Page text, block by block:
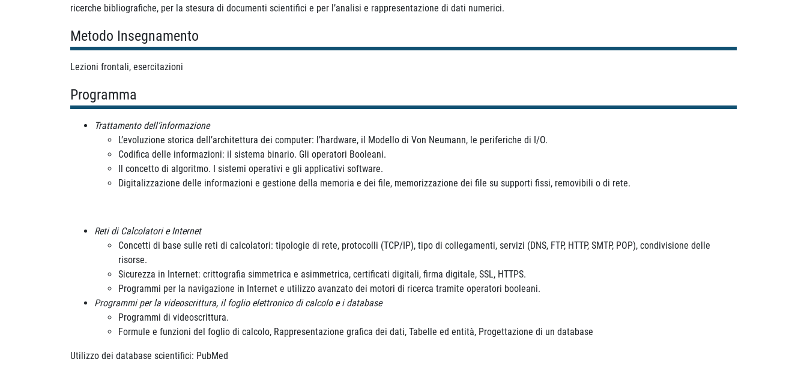
ricerche bibliografiche, per la stesura di documenti scientifici e per l’analisi e rappresentazione di dati numerici.
Metodo Insegnamento
Lezioni frontali, esercitazioni
Programma
Trattamento dell’informazione
L’evoluzione storica dell’architettura dei computer: l’hardware, il Modello di Von Neumann, le periferiche di I/O.
Codifica delle informazioni: il sistema binario. Gli operatori Booleani.
Il concetto di algoritmo. I sistemi operativi e gli applicativi software.
Digitalizzazione delle informazioni e gestione della memoria e dei file, memorizzazione dei file su supporti fissi, removibili o di rete.
Reti di Calcolatori e Internet
Concetti di base sulle reti di calcolatori: tipologie di rete, protocolli (TCP/IP), tipo di collegamenti, servizi (DNS, FTP, HTTP, SMTP, POP), condivisione delle
risorse.
Sicurezza in Internet: crittografia simmetrica e asimmetrica, certificati digitali, firma digitale, SSL, HTTPS.
Programmi per la navigazione in Internet e utilizzo avanzato dei motori di ricerca tramite operatori booleani.
Programmi per la videoscrittura, il foglio elettronico di calcolo e i database
Programmi di videoscrittura.
Formule e funzioni del foglio di calcolo, Rappresentazione grafica dei dati, Tabelle ed entità, Progettazione di un database
Utilizzo dei database scientifici: PubMed